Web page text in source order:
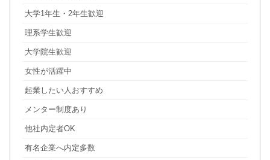
大学1年生・2年生歓迎
理系学生歓迎
大学院生歓迎
女性が活躍中
起業したい人おすすめ
メンター制度あり
他社内定者OK
有名企業へ内定多数